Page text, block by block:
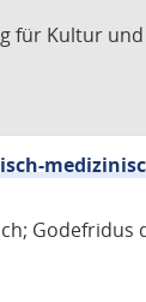
für Kultur